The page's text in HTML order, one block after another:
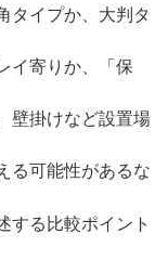
タイプか、大判タ
イ寄りか、「保
壁掛けなど設置場
る可能性があるな
する比較ポイント